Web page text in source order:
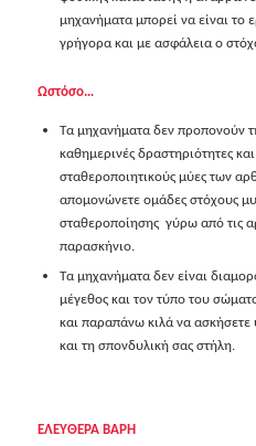
μηχανήματα μπορεί να είναι το
γρήγορα και με ασφάλεια ο
Ωστόσο…
Τα μηχανήματα δεν προπονούν
καθημερινές δραστηριότητες
σταθεροποιητικούς μύες των
απομονώνετε ομάδες στόχους
σταθεροποίησης γύρω από τις
παρασκήνιο.
Τα μηχανήματα δεν είναι
μέγεθος και τον τύπο του
και παραπάνω κιλά να ασκήσετε
και τη σπονδυλική σας στήλη.
ΕΛΕΥΘΕΡΑ ΒΑΡΗ